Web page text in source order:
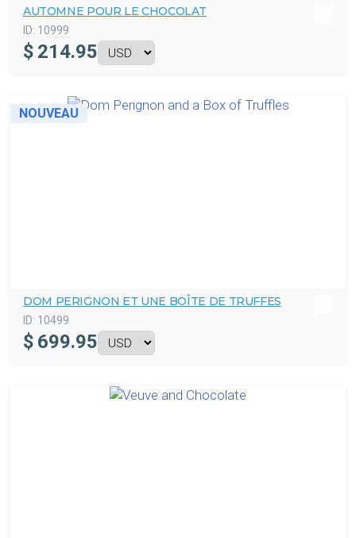
AUTOMNE POUR LE CHOCOLAT
ID: 10999
$ 214.95
NOUVEAU
DOM PERIGNON ET UNE BOÎTE DE TRUFFES
ID: 10499
$ 699.95